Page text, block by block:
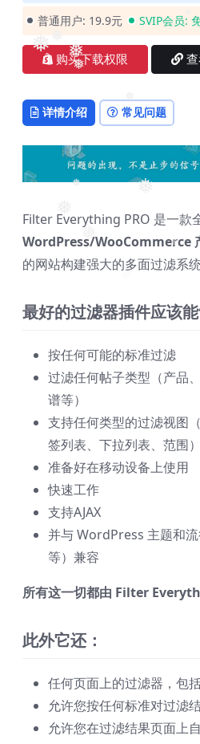
❅
❅
❅
❅
❅
❅
❅
❅
❅
❅
普通用户: 19.9元 SVIP会员:
购买下载权限
详情介绍 常见问题
Filter Everything PRO 是一款
WordPress/WooCommerce
的网站构建强大的多面过滤系统
最好的过滤器插件应该
按任何可能的标准过滤
过滤任何帖子类型（产品
谱等）
支持任何类型的过滤视图
签列表、下拉列表、范围）
准备好在移动设备上使用
快速工作
支持AJAX
并与 WordPress 主题和
等）兼容
所有这一切都由 Filter
此外它还：
任何页面上的过滤器，包
允许您按任何标准对过滤
允许您在过滤结果页面上